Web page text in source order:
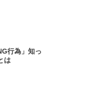
行為」知っ
は